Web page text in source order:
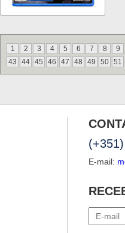
1 2 3 4 5 6 7 8
9
43
44 45 46 47 48 49 50 51
E-mail: